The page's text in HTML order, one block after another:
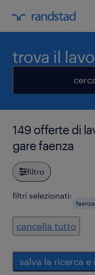
trova il
149 offerte di
gare faenza
filtro
filtri selezionati:
cancella tutto
salva la ricerca